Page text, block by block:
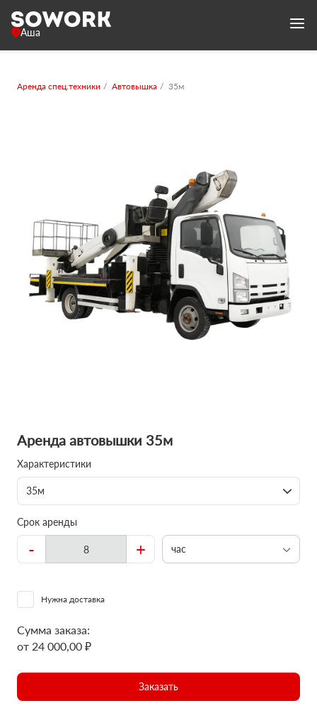
Аша
Аренда спец.техники Автовышка 35м
Аренда автовышки 35м
Характеристики
35м
Срок аренды
- + час
Нужна доставка
Сумма заказа:
от 24 000,00 ₽
Заказать